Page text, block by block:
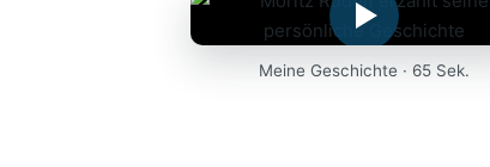
Meine Geschichte · 65 Sek.